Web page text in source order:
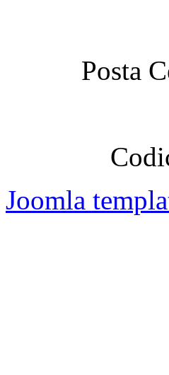
Posta
Joomla